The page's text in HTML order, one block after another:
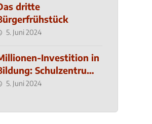
dritte
5. Juni 2024
Investition in
Schulzentrum-
5. Juni 2024